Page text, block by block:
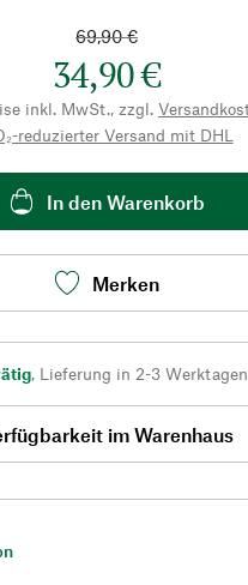
69,90 €
34,90 €
inkl. MwSt., zzgl.
reduzierter Versand mit DHL
In den Warenkorb
Merken
, Lieferung in 2-3 Werktagen
im Warenhaus